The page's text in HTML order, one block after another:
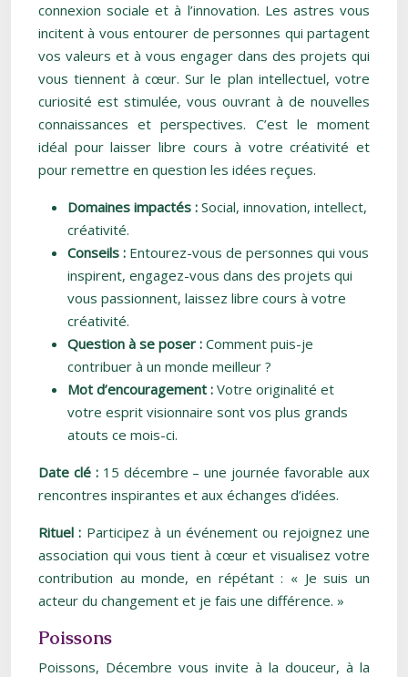
connexion sociale et à l’innovation. Les astres vous
incitent à vous entourer de personnes qui partagent
vos valeurs et à vous engager dans des projets qui
vous tiennent à cœur. Sur le plan intellectuel, votre
curiosité est stimulée, vous ouvrant à de nouvelles
connaissances et perspectives. C’est le moment
idéal pour laisser libre cours à votre créativité et
pour remettre en question les idées reçues.
Domaines impactés : Social, innovation, intellect,
créativité.
Conseils : Entourez-vous de personnes qui vous
inspirent, engagez-vous dans des projets qui
vous passionnent, laissez libre cours à votre
créativité.
Question à se poser : Comment puis-je
contribuer à un monde meilleur ?
Mot d’encouragement : Votre originalité et
votre esprit visionnaire sont vos plus grands
atouts ce mois-ci.
Date clé : 15 décembre – une journée favorable aux
rencontres inspirantes et aux échanges d’idées.
Rituel : Participez à un événement ou rejoignez une
association qui vous tient à cœur et visualisez votre
contribution au monde, en répétant : « Je suis un
acteur du changement et je fais une différence. »
Poissons
Poissons, Décembre vous invite à la douceur, à la